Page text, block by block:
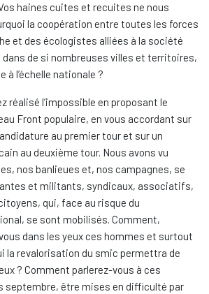
haines cuites et recuites ne nous
la coopération entre toutes les forces
et des écologistes alliées à la société
de si nombreuses villes et territoires,
à l’échelle nationale ?
réalisé l’impossible en proposant le
Front populaire, en vous accordant sur
au premier tour et sur un
au deuxième tour. Nous avons vu
nos banlieues et, nos campagnes, se
et militants, syndicaux, associatifs,
qui, face au risque du
se sont mobilisés. Comment,
dans les yeux ces hommes et surtout
la revalorisation du smic permettra de
? Comment parlerez-vous à ces
septembre, être mises en difficulté par